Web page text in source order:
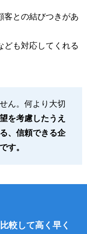
客との結びつきがあ
ども対応してくれる
ん。何より大切
を考慮したうえ
、信頼できる企
す。
較して高く早く